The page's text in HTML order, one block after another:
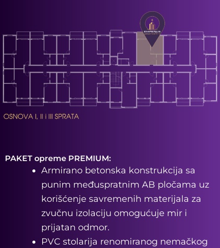
PAKET opreme PREMIUM:
Armirano betonska konstrukcija sa
punim međuspratnim AB pločama uz
korišćenje savremenih materijala za
zvučnu izolaciju omogućuje mir i
prijatan odmor.
PVC stolarija renomiranog nemačkog